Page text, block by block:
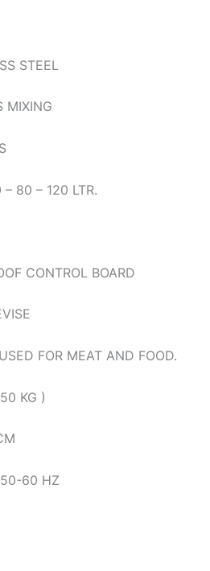
STEEL
MIXING
80 – 120 LTR.
CONTROL BOARD
FOR MEAT AND FOOD.
KG )
60 HZ